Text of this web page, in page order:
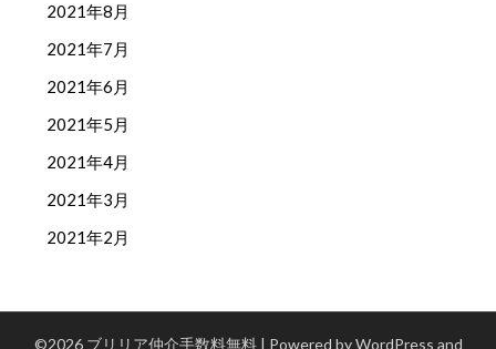
2021年8月
2021年7月
2021年6月
2021年5月
2021年4月
2021年3月
2021年2月
©2026 ブリリア仲介手数料無料 | Powered by WordPress and